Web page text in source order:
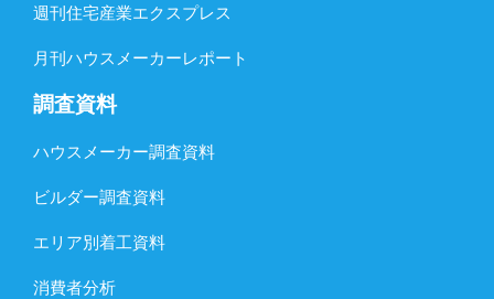
週刊住宅産業エクスプレス
月刊ハウスメーカーレポート
調査資料
ハウスメーカー調査資料
ビルダー調査資料
エリア別着工資料
消費者分析